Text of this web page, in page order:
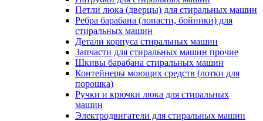
Петли люка (дверцы) для стиральных машин
Ребра барабана (лопасти, бойники) для
стиральных машин
Детали корпуса стиральных машин
Запчасти для стиральных машин прочие
Шкивы барабана стиральных машин
Контейнеры моющих средств (лотки для
порошка)
Ручки и крючки люка для стиральных
машин
Электродвигатели для стиральных машин